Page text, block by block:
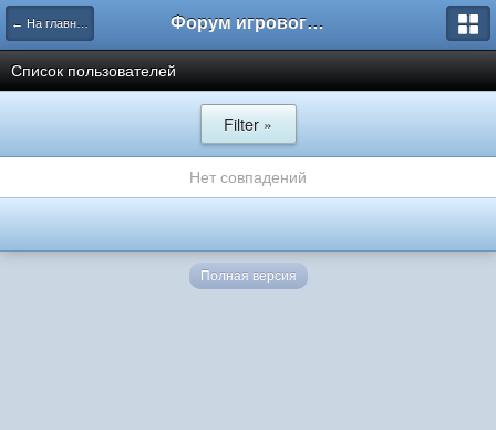
← На главную Форум игрового проекта Riverrise
Список пользователей
Filter »
Нет совпадений
Полная версия